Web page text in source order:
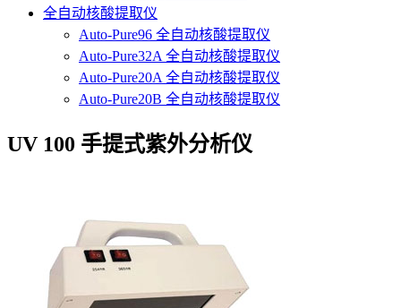
全自动核酸提取仪
Auto-Pure96 全自动核酸提取仪
Auto-Pure32A 全自动核酸提取仪
Auto-Pure20A 全自动核酸提取仪
Auto-Pure20B 全自动核酸提取仪
UV 100 手提式紫外分析仪